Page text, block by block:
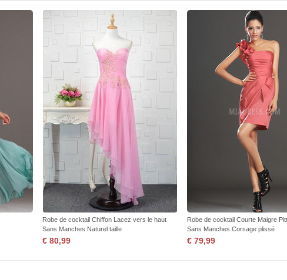
Robe de cocktail Chiffon Lacez vers le haut
Sans Manches Naturel taille
€ 80,99
Robe de cocktail Courte Maigre
Sans Manches Corsage plissé
€ 79,99